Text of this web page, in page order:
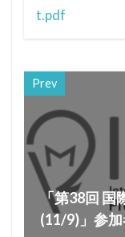
t.pdf
Prev
「第38回
(11/9)」参